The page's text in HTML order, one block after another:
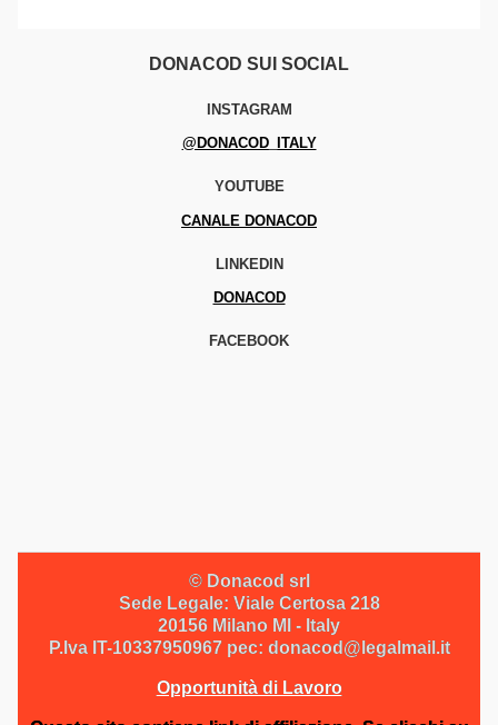
DONACOD SUI SOCIAL
INSTAGRAM
@DONACOD_ITALY
YOUTUBE
CANALE DONACOD
LINKEDIN
DONACOD
FACEBOOK
© Donacod srl
Sede Legale: Viale Certosa 218
20156 Milano MI - Italy
P.Iva IT-10337950967 pec: donacod@legalmail.it
Opportunità di Lavoro